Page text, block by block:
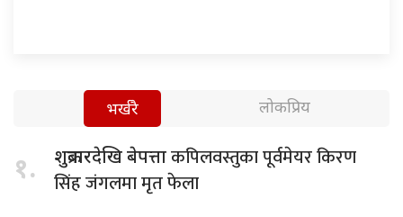
भर्खरै लोकप्रिय
१. शुक्रबारदेखि बेपत्ताकपिलवस्तुका पूर्वमेयर किरण
सिंह जंगलमा मृत फेला